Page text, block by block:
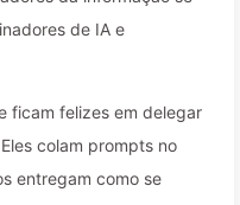
de IA e
ficam felizes em delegar
colam prompts no
entregam como se